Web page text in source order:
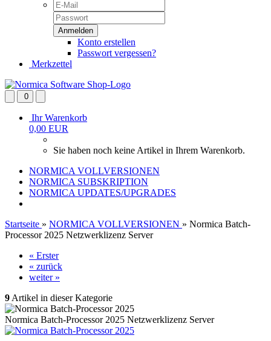
Konto erstellen
Passwort vergessen?
Merkzettel
0
Ihr Warenkorb
0,00 EUR
Sie haben noch keine Artikel in Ihrem Warenkorb.
NORMICA VOLLVERSIONEN
NORMICA SUBSKRIPTION
NORMICA UPDATES/UPGRADES
Startseite » NORMICA VOLLVERSIONEN » Normica Batch-
Processor 2025 Netzwerklizenz Server
« Erster
« zurück
weiter »
9 Artikel in dieser Kategorie
Normica Batch-Processor 2025 Netzwerklizenz Server